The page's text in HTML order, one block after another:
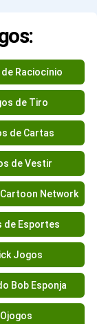
Raciocínio
de Tiro
de Cartas
de Vestir
Network
de Esportes
Jogos
Bob Esponja
Ojogos